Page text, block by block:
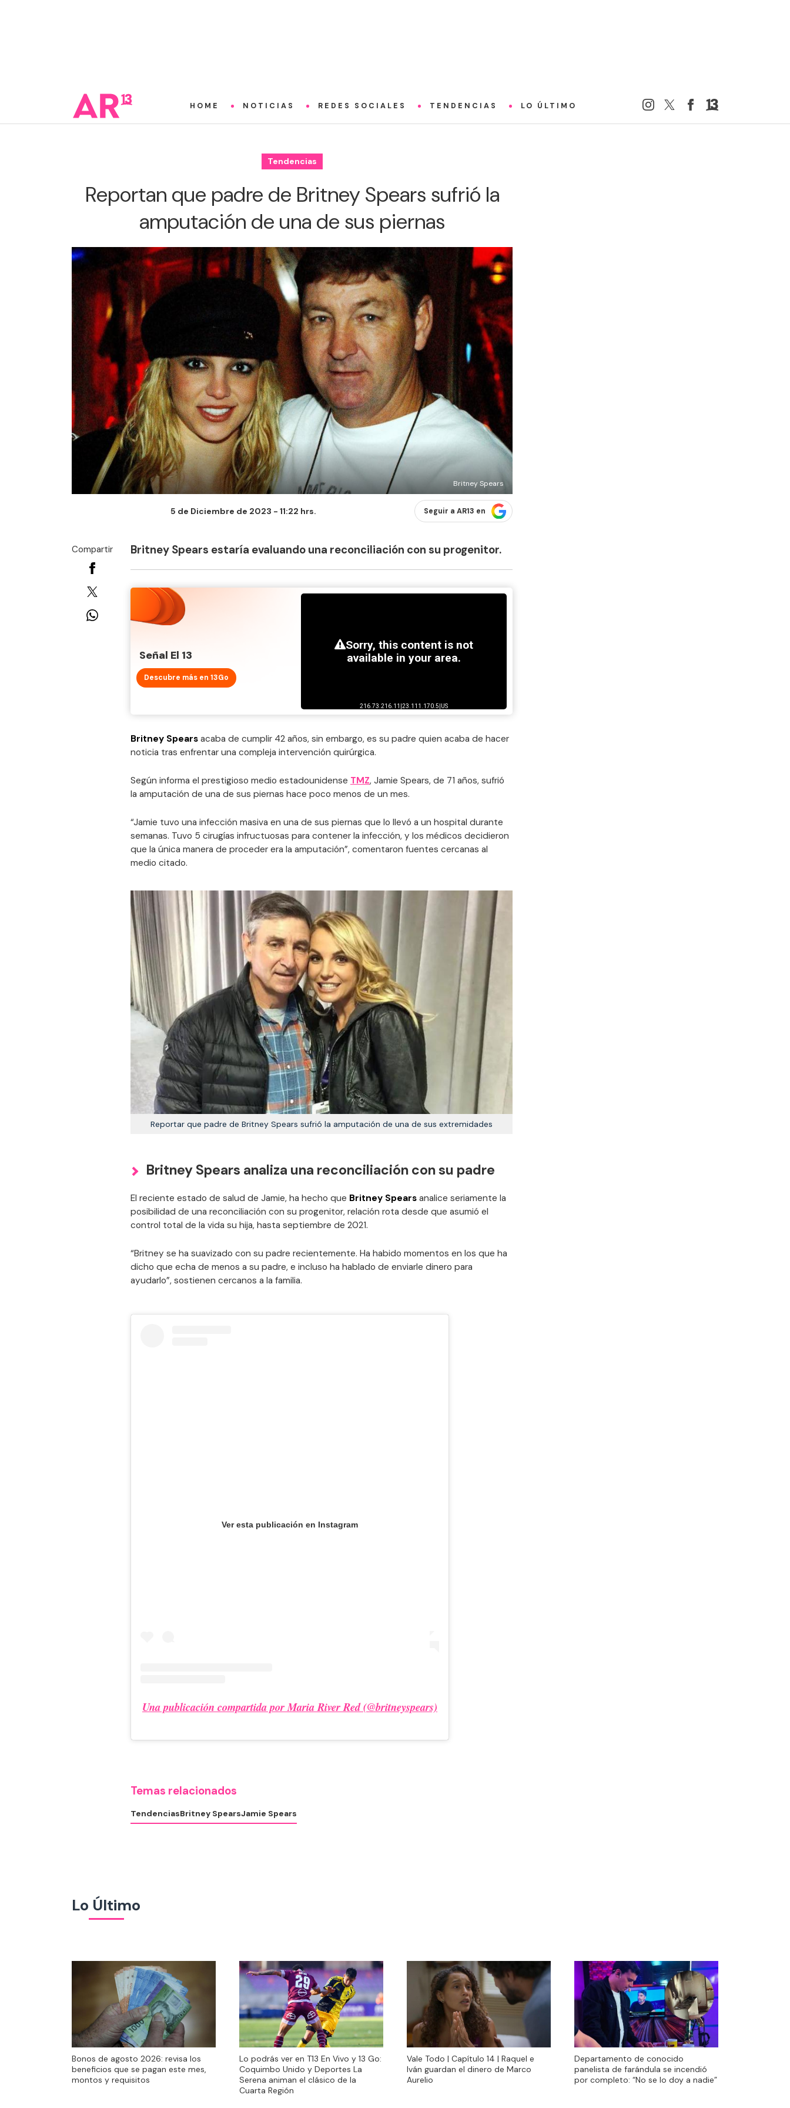
HOME NOTICIAS REDES SOCIALES TENDENCIAS LO ÚLTIMO
Tendencias
Reportan que padre de Britney Spears sufrió la
amputación de una de sus piernas
Britney Spears
5 de Diciembre de 2023 - 11:22 hrs. Seguir a AR13 en
Compartir Britney Spears estaría evaluando una reconciliación con su progenitor.
Señal El 13
Descubre más en 13Go
Britney Spears acaba de cumplir 42 años, sin embargo, es su padre quien acaba de hacer
noticia tras enfrentar una compleja intervención quirúrgica.
Según informa el prestigioso medio estadounidense TMZ, Jamie Spears, de 71 años, sufrió
la amputación de una de sus piernas hace poco menos de un mes.
“Jamie tuvo una infección masiva en una de sus piernas que lo llevó a un hospital durante
semanas. Tuvo 5 cirugías infructuosas para contener la infección, y los médicos decidieron
que la única manera de proceder era la amputación”, comentaron fuentes cercanas al
medio citado.
Reportar que padre de Britney Spears sufrió la amputación de una de sus extremidades
Britney Spears analiza una reconciliación con su padre
El reciente estado de salud de Jamie, ha hecho que Britney Spears analice seriamente la
posibilidad de una reconciliación con su progenitor, relación rota desde que asumió el
control total de la vida su hija, hasta septiembre de 2021.
“Britney se ha suavizado con su padre recientemente. Ha habido momentos en los que ha
dicho que echa de menos a su padre, e incluso ha hablado de enviarle dinero para
ayudarlo”, sostienen cercanos a la familia.
Ver esta publicación en Instagram
Una publicación compartida por Maria River Red (@britneyspears)
Temas relacionados
TendenciasBritney SpearsJamie Spears
Lo Último
Bonos de agosto 2026: revisa los
beneficios que se pagan este mes,
montos y requisitos
Lo podrás ver en T13 En Vivo y 13 Go:
Coquimbo Unido y Deportes La
Serena animan el clásico de la
Cuarta Región
Iván guardan el dinero de Marco
Aurelio
Vale Todo | Capítulo 14 | Raquel e
Iván guardan el dinero de Marco
Aurelio
Departamento de conocido
panelista de farándula se incendió
por completo: “No se lo doy a nadie”